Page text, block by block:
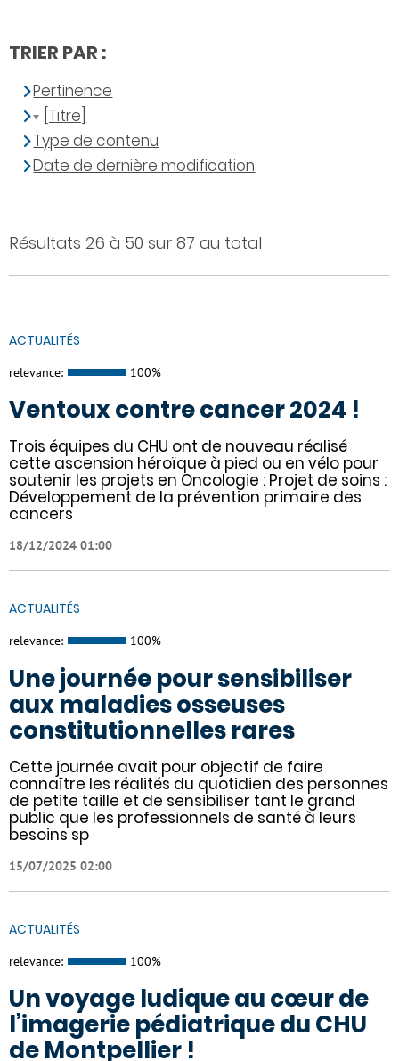
Résultats 26 à 50 sur 87 au total
ACTUALITÉS
relevance: 100%
Ventoux contre cancer 2024 !
​​​Trois équipes du CHU ont de nouveau réalisé
cette ascension héroïque à pied ou en vélo pour
soutenir les projets en Oncologie : Projet de soins :
Développement de la prévention primaire des
cancers
18/12/2024 01:00
ACTUALITÉS
relevance: 100%
Une journée pour sensibiliser
aux maladies osseuses
constitutionnelles rares
Cette journée avait pour objectif de faire
connaître les réalités du quotidien des personnes
de petite taille et de sensibiliser tant le grand
public que les professionnels de santé à leurs
besoins sp
15/07/2025 02:00
ACTUALITÉS
relevance: 100%
Un voyage ludique au cœur de
l’imagerie pédiatrique du CHU
de Montpellier !
TRIER PAR :
Pertinence
[Titre]
Type de contenu
Date de dernière modification